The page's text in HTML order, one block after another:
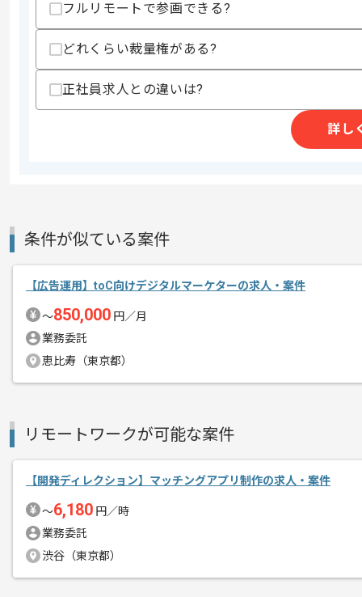
・Figmaでの画面のモックアップ作成経
・UIUXの経験
その他募集要項
商談回数
1回
募集人数
1人
小規模チームでの開発となりますが、
フルリモートで参画できる?
どれくらい裁量権がある?
正社員求人との違いは?
詳し
条件が似ている案件
【広告運用】toC向けデジタルマーケターの求人・案件
〜850,000 円／月
業務委託
恵比寿（東京都）
リモートワークが可能な案件
【開発ディレクション】マッチングアプリ制作の求人・案件
〜6,180 円／時
業務委託
渋谷（東京都）